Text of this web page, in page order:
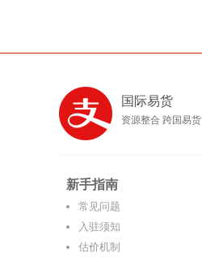
国际易货
资源整合 跨国易货
新手指南
常见问题
入驻须知
估价机制